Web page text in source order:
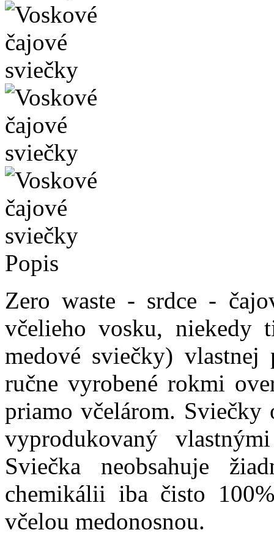
Popis
Zero waste - srdce -
včelieho vosku, niekedy
medové sviečky) vlastnej
ručne vyrobené rokmi
priamo včelárom.
vyprodukovaný
Sviečka neobsahuje
chemikálii iba čisto
včelou medonosnou.